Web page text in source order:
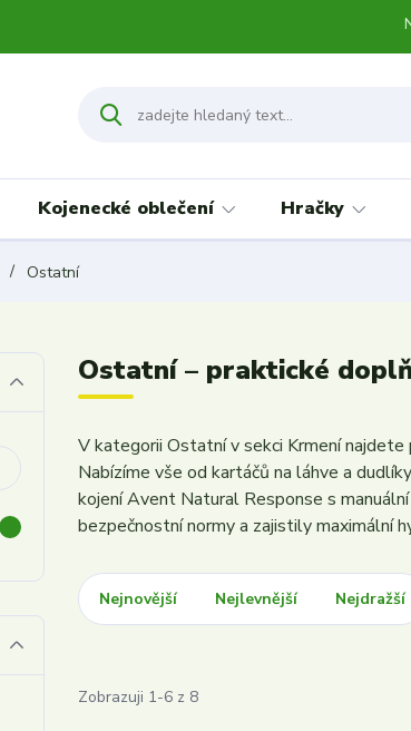
Kojenecké oblečení Hračky
Ostatní
Ostatní – praktické
V kategorii Ostatní v sekci Krmení najdete
Nabízíme vše od kartáčů na láhve a
kojení Avent Natural Response s
bezpečnostní normy a zajistily maximální
Nejnovější Nejlevnější Nejdražší
Zobrazuji 1-6 z 8